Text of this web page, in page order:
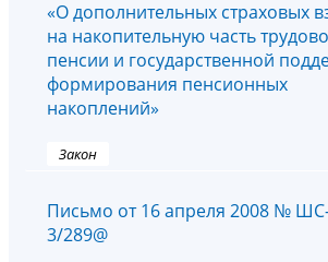
«О дополнительных страховых
на накопительную часть
пенсии и государственной
формирования пенсионных
накоплений»
Закон
Письмо от 16 апреля 2008 №
3/289@